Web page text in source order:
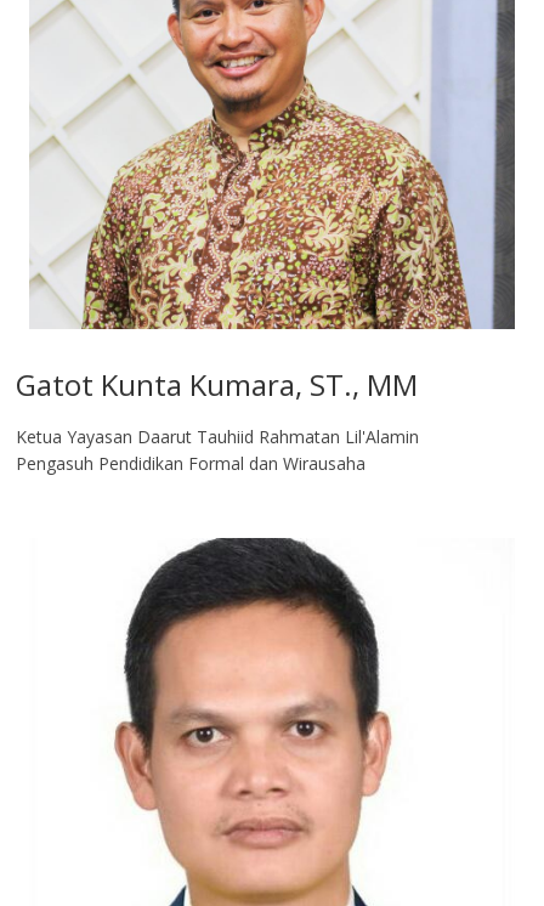
Gatot Kunta Kumara, ST., MM
Ketua Yayasan Daarut Tauhiid Rahmatan Lil'Alamin
Pengasuh Pendidikan Formal dan Wirausaha